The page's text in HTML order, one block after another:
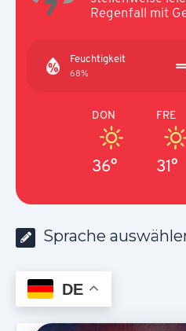
Regenfall mit
Feuchtigkeit
68%
DON
36°
FRE
31°
Sprache
DE